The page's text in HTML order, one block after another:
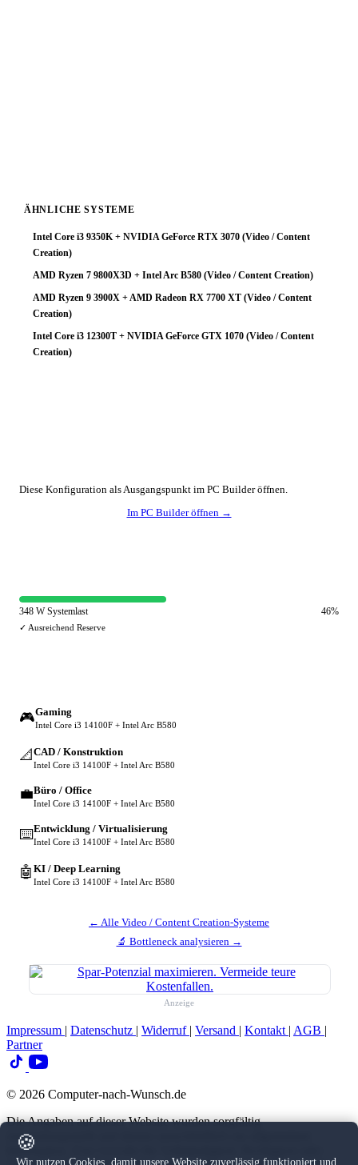
🍪
Wir nutzen Cookies, damit unsere Website zuverlässig funktioniert und
ÄHNLICHE SYSTEME
Intel Core i3 9350K + NVIDIA GeForce RTX 3070 (Video / Content
Creation)
AMD Ryzen 7 9800X3D + Intel Arc B580 (Video / Content Creation)
AMD Ryzen 9 3900X + AMD Radeon RX 7700 XT (Video / Content
Creation)
Intel Core i3 12300T + NVIDIA GeForce GTX 1070 (Video / Content
Creation)
Diese Konfiguration als Ausgangspunkt im PC Builder öffnen.
Im PC Builder öffnen →
348 W Systemlast 46%
✓ Ausreichend Reserve
🎮Gaming
Intel Core i3 14100F + Intel Arc B580
📐 CAD / Konstruktion
Intel Core i3 14100F + Intel Arc B580
💼Büro / Office
Intel Core i3 14100F + Intel Arc B580
⌨️Entwicklung / Virtualisierung
Intel Core i3 14100F + Intel Arc B580
🤖 KI / Deep Learning
Intel Core i3 14100F + Intel Arc B580
← Alle Video / Content Creation-Systeme
🔬 Bottleneck analysieren →
Anzeige
Impressum | Datenschutz | Widerruf | Versand | Kontakt | AGB |
Partner
© 2026 Computer-nach-Wunsch.de
Die Angaben auf dieser Website wurden sorgfältig
zusammengestellt und dienen ausschließlich zur allgemeinen
Information. Eine Gewähr für Vollständigkeit, Richtigkeit oder